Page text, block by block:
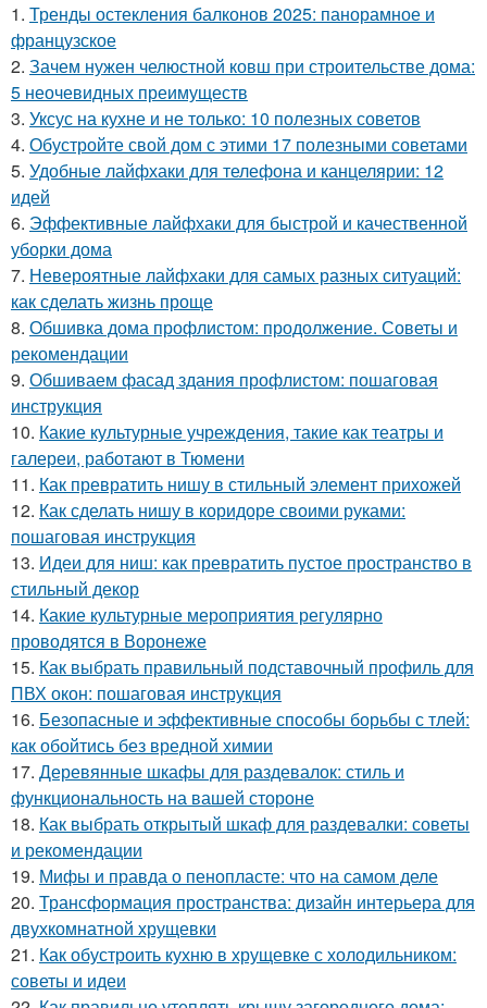
1. Тренды остекления балконов 2025: панорамное и
французское
2. Зачем нужен челюстной ковш при строительстве дома:
5 неочевидных преимуществ
3. Уксус на кухне и не только: 10 полезных советов
4. Обустройте свой дом с этими 17 полезными советами
5. Удобные лайфхаки для телефона и канцелярии: 12
идей
6. Эффективные лайфхаки для быстрой и качественной
уборки дома
7. Невероятные лайфхаки для самых разных ситуаций:
как сделать жизнь проще
8. Обшивка дома профлистом: продолжение. Советы и
рекомендации
9. Обшиваем фасад здания профлистом: пошаговая
инструкция
10. Какие культурные учреждения, такие как театры и
галереи, работают в Тюмени
11. Как превратить нишу в стильный элемент прихожей
12. Как сделать нишу в коридоре своими руками:
пошаговая инструкция
13. Идеи для ниш: как превратить пустое пространство в
стильный декор
14. Какие культурные мероприятия регулярно
проводятся в Воронеже
15. Как выбрать правильный подставочный профиль для
ПВХ окон: пошаговая инструкция
16. Безопасные и эффективные способы борьбы с тлей:
как обойтись без вредной химии
17. Деревянные шкафы для раздевалок: стиль и
функциональность на вашей стороне
18. Как выбрать открытый шкаф для раздевалки: советы
и рекомендации
19. Мифы и правда о пенопласте: что на самом деле
20. Трансформация пространства: дизайн интерьера для
двухкомнатной хрущевки
21. Как обустроить кухню в хрущевке с холодильником:
советы и идеи